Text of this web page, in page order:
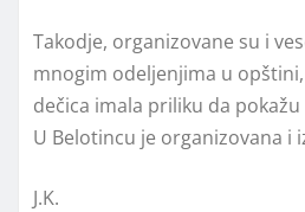
Takodje, organizovane su i
mnogim odeljenjima u
dečica imala priliku da
U Belotincu je organizovana i
J.K.